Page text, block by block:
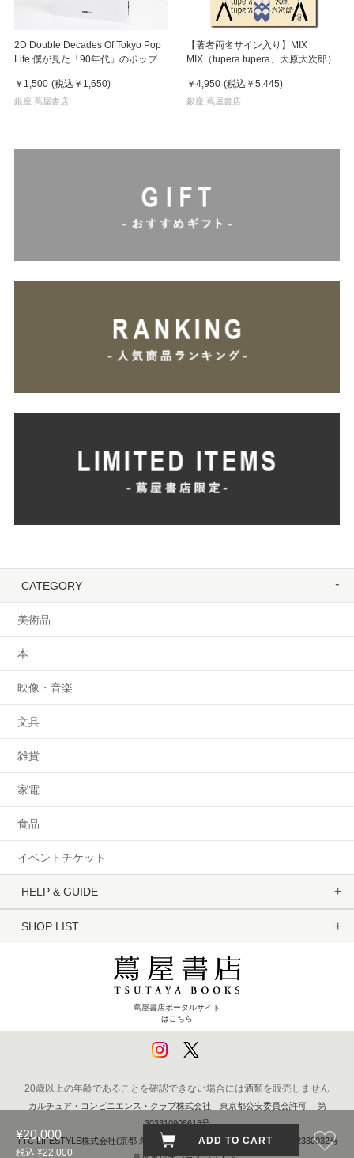
2D Double Decades Of Tokyo Pop
Life 僕が見た「90年代」のポップカ
￥1,500 (税込 ￥1,650)
銀座 蔦屋書店
【著者両名サイン入り】MIX
MIX（tupera tupera、大原大次郎）
￥4,950 (税込 ￥5,445)
銀座 蔦屋書店
¥20,000
税込 ¥22,000
ADD TO CART
CATEGORY
美術品
本
映像・音楽
文具
雑貨
家電
食品
イベントチケット
HELP & GUIDE
SHOP LIST
蔦屋書店ポータルサイト
はこちら
20歳以上の年齢であることを確認できない場合には酒類を販売しません
カルチュア・コンビニエンス・クラブ株式会社 東京都公安委員会許可 第
303310908618号
TTC LIFESTYLE株式会社(京都 蔦屋書店) 京都府公安委員会 第611262330032号